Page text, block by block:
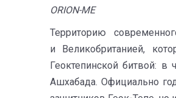
ORION-ME
Территорию
и Великобританией,
Геоктепинской битвой: в
Ашхабада. Официально